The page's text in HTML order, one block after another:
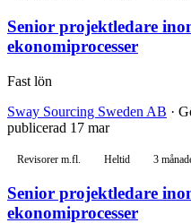
Senior projektledare
ekonomiprocesser
Fast lön
Sway Sourcing Sweden AB ·
publicerad 17 mar
Revisorer m.fl. Heltid 3
Senior projektledare
ekonomiprocesser